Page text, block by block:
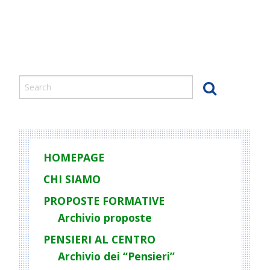
HOMEPAGE
CHI SIAMO
PROPOSTE FORMATIVE
Archivio proposte
PENSIERI AL CENTRO
Archivio dei “Pensieri”